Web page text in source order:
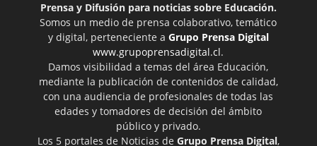
Prensa y Difusión para noticias sobre Educación.
Somos un medio de prensa colaborativo, temático
y digital, perteneciente a Grupo Prensa Digital
www.grupoprensadigital.cl.
Damos visibilidad a temas del área Educación,
mediante la publicación de contenidos de calidad,
con una audiencia de profesionales de todas las
edades y tomadores de decisión del ámbito
público y privado.
Los 5 portales de Noticias de Grupo Prensa Digital,